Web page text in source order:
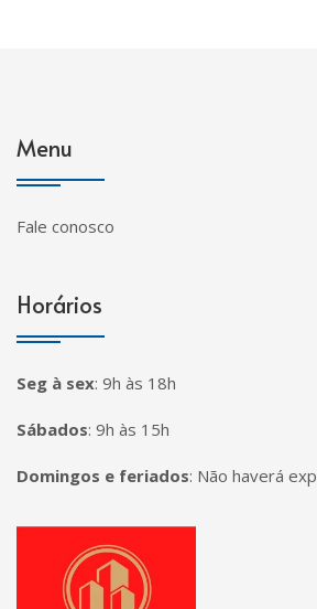
Menu
Fale conosco
Horários
Seg à sex: 9h às 18h
Sábados: 9h às 15h
Domingos e feriados: Não haverá
Página inicial